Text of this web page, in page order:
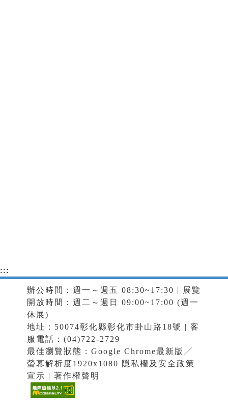
:::
辦公時間：週一～週五 08:30~17:30 | 展覽
開放時間：週二～週日 09:00~17:00 (週一
休展)
地址：50074彰化縣彰化市卦山路18號 | 客
服電話：(04)722-2729
最佳瀏覽狀態：Google Chrome最新版╱
螢幕解析度1920x1080 隱私權及安全政策
宣示 | 著作權聲明